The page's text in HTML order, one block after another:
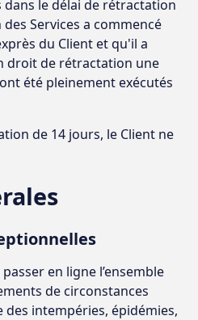
le délai de rétractation
Services a commencé
du Client et qu'il a
droit de rétractation une
été pleinement exécutés
de 14 jours, le Client ne
en ligne l’ensemble
de circonstances
intempéries, épidémies,